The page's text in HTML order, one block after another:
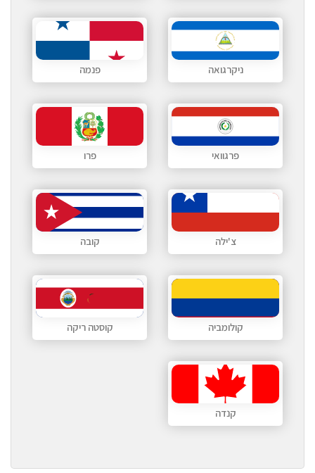
ניקרגואה פנמה
פרגוואי פרו
צ'ילה קובה
קולומביה קוסטה ריקה
קנדה